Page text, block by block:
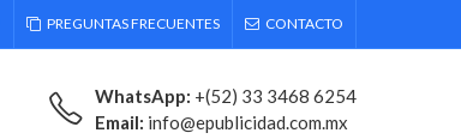
PREGUNTAS FRECUENTES CONTACTO
WhatsApp: +(52) 33 3468 6254
Email: info@epublicidad.com.mx